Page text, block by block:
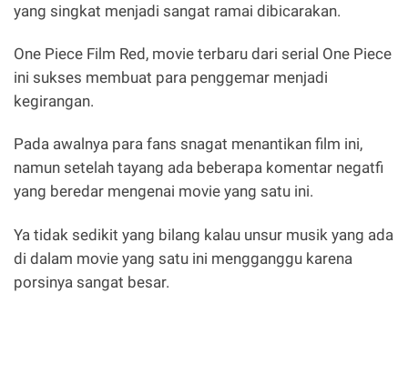
yang singkat menjadi sangat ramai dibicarakan.
One Piece Film Red, movie terbaru dari serial One Piece
ini sukses membuat para penggemar menjadi
kegirangan.
Pada awalnya para fans snagat menantikan film ini,
namun setelah tayang ada beberapa komentar negatfi
yang beredar mengenai movie yang satu ini.
Ya tidak sedikit yang bilang kalau unsur musik yang ada
di dalam movie yang satu ini mengganggu karena
porsinya sangat besar.